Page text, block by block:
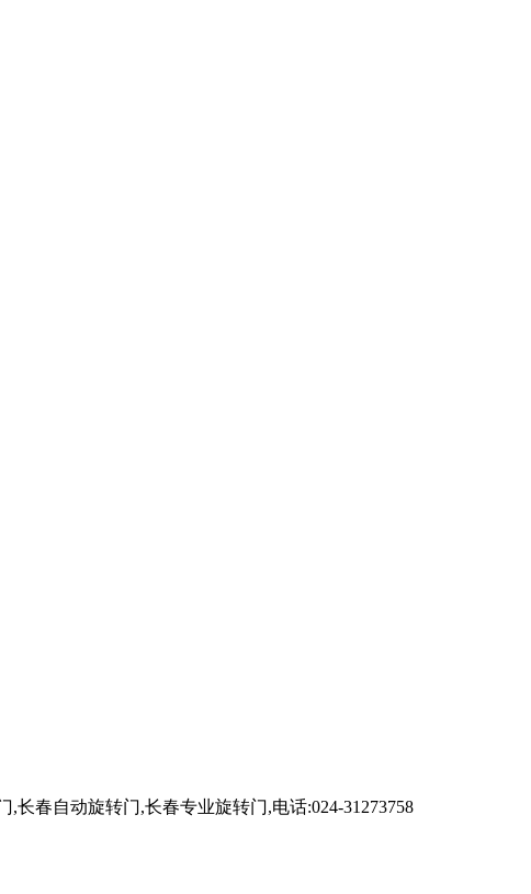
春自动旋转门,长春专业旋转门,电话:024-31273758